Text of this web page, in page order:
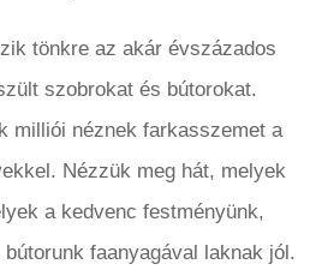
tönkre az akár évszázados
szobrokat és bútorokat.
milliói néznek farkasszemet a
Nézzük meg hát, melyek
a kedvenc festményünk,
faanyagával laknak jól.